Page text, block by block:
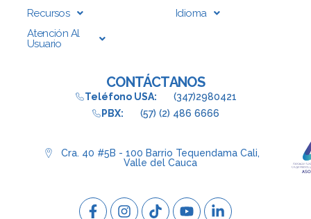
Recursos
Atención Al
Usuario
Idioma
CONTÁCTANOS
Teléfono USA:
(347)2980421
PBX:
(57) (2) 486 6666
Cra. 40 #5B - 100 Barrio Tequendama Cali,
Valle del Cauca